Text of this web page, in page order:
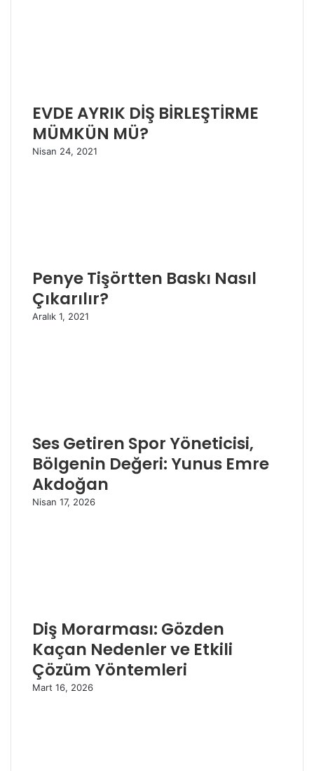
EVDE AYRIK DİŞ BİRLEŞTİRME
MÜMKÜN MÜ?
Nisan 24, 2021
Penye Tişörtten Baskı Nasıl
Çıkarılır?
Aralık 1, 2021
Ses Getiren Spor Yöneticisi,
Bölgenin Değeri: Yunus Emre
Akdoğan
Nisan 17, 2026
Diş Morarması: Gözden
Kaçan Nedenler ve Etkili
Çözüm Yöntemleri
Mart 16, 2026